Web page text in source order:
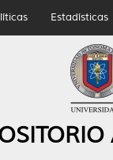
Estadísticas